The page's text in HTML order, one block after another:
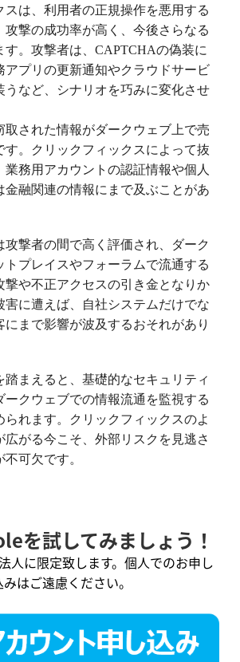
スは、利用者の正規操作を悪用する
攻撃の成功率が高く、今後さらなる
す。攻撃者は、CAPTCHAの偽装に
アプリの更新通知やクラウドサービ
うなど、シナリオを巧みに変化させ
取された情報がダークウェブ上で売
す。クリックフィックスによって抜
業務用アカウントの認証情報や個人
金融関連の情報にまで及ぶことがあ
攻撃者の間で高く評価され、ダーク
トプレイスやフォーラムで流通する
撃や不正アクセスの引き金となりか
害に遭えば、自社システムだけでな
にまで影響が波及するおそれがあり
踏まえると、基礎的なセキュリティ
ークウェブでの情報流通を監視する
られます。クリックフィックスのよ
広がる今こそ、外部リスクを見逃さ
可欠です。
を試してみましょう！
人に限定致します。個人でのお申し
はご遠慮ください。